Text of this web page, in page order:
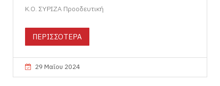
Κ.Ο. ΣΥΡΙΖΑ Προοδευτική
ΠΕΡΙΣΣΟΤΕΡΑ
29 Μαΐου 2024